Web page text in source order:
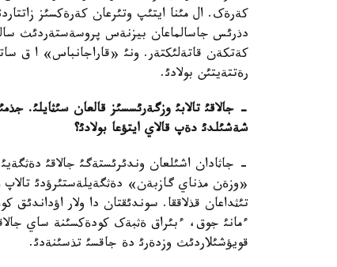
کةرةک. ال مئنا ايتئپ وتئرعان کةرةکسئز
دذرئس جاسالماعان بيزنةس پروسةستةردئث
کةتکةن قاتةلئکتةر. ونئ «قاراجانباس» ا ق
رةتتةيتئن بولادئ.
- جالاقئ تالابئ وزگةرئسسئز قالعان سئثايلئ.
شةشئلدئ دةپ قالاي ايتؤعا بولادئ؟
- جاثادان اشئلعان وندئرئستةگئ جالاقئ
«وزةن مذناي گازبةن» دةثگةيلةستئرؤدئ تالاپ
تئثداعان قذلاققا. سوندئقتان دا ولار
ءمانئ جوق، ءبئراق ةثبةک کودةکسئنة ساي
قويؤشئلاردئث وزدةرئ دة جاقسئ تذسئنةدئ.